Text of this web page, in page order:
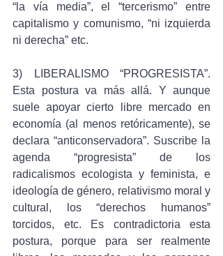
“la vía media”, el “tercerismo” entre
capitalismo y comunismo, “ni izquierda
ni derecha” etc.
3) LIBERALISMO “PROGRESISTA”.
Esta postura va más allá. Y aunque
suele apoyar cierto libre mercado en
economía (al menos retóricamente), se
declara “anticonservadora”. Suscribe la
agenda “progresista” de los
radicalismos ecologista y feminista, e
ideología de género, relativismo moral y
cultural, los “derechos humanos”
torcidos, etc. Es contradictoria esta
postura, porque para ser realmente